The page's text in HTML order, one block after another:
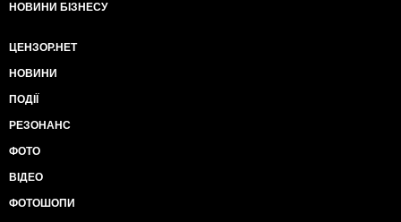
НОВИНИ БІЗНЕСУ
ЦЕНЗОР.НЕТ
НОВИНИ
ПОДІЇ
РЕЗОНАНС
ФОТО
ВІДЕО
ФОТОШОПИ